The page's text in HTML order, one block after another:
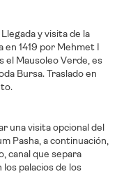
y visita de la
en 1419 por Mehmet I
el Mausoleo Verde, es
Bursa. Traslado en
una visita opcional del
Pasha, a continuación,
canal que separa
los palacios de los